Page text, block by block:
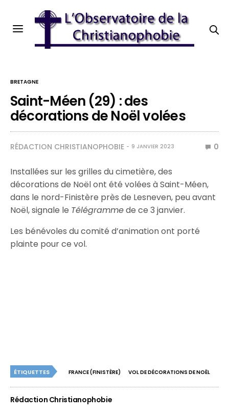
BRETAGNE
Saint-Méen (29) : des
décorations de Noël volées
RÉDACTION CHRISTIANOPHOBIE 9 JANVIER 2023 0
Installées sur les grilles du cimetière, des
décorations de Noël ont été volées à Saint-Méen,
dans le nord-Finistère près de Lesneven, peu avant
Noël, signale le Télégrammede ce 3 janvier.
Les bénévoles du comité d’animation ont porté
plainte pour ce vol.
ÉTIQUETTES FRANCE (FINISTÈRE) VOL DE DÉCORATIONS DE NOËL
Rédaction Christianophobie